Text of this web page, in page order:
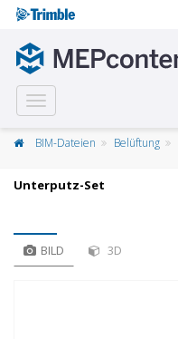
Toggle
navigation
BIM-Dateien Belüftung
Unterputz-Set
BILD 3D